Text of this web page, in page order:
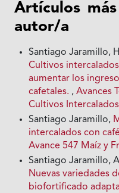
Artículos
autor/a
Santiago Jaramillo,
Cultivos
aumentar los
cafetales. ,Avances
Cultivos Intercalados
Santiago Jaramillo,
intercalados con café
Avance 547 Maíz y
Santiago Jaramillo,
Nuevas variedades
biofortificado